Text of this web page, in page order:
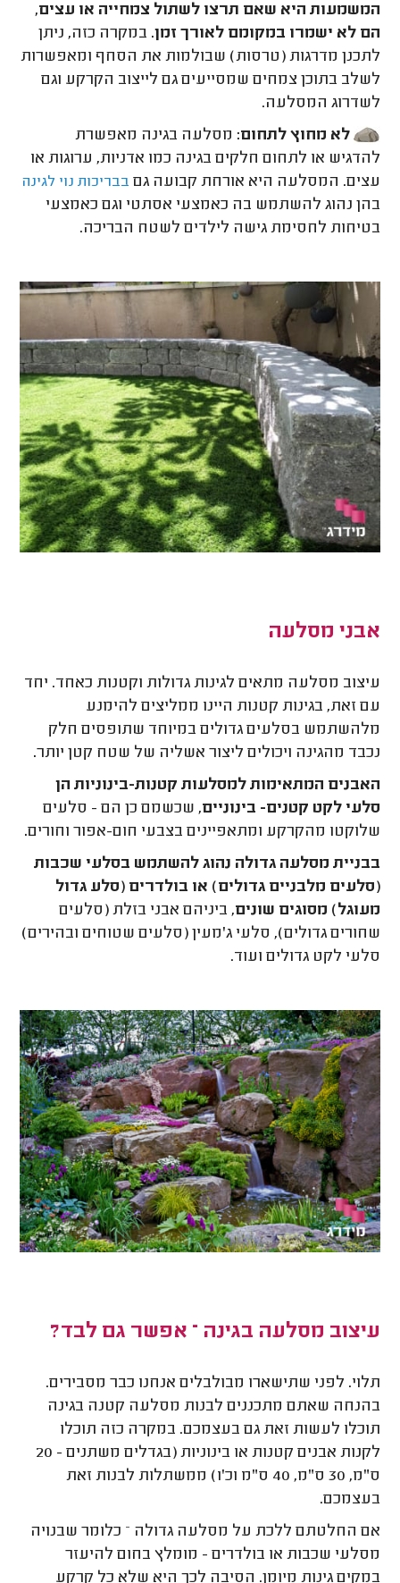
המשמעות היא שאם תרצו לשתול צמחייה או עצים,
הם לא ישמרו במקומם לאורך זמן. במקרה כזה, ניתן
לתכנן מדרגות (טרסות) שבולמות את הסחף ומאפשרות
לשלב בתוכן צמחים שמסייעים גם לייצוב הקרקע וגם
לשדרוג המסלעה.
לא מחוץ לתחום: מסלעה בגינה מאפשרת
להדגיש או לתחום חלקים בגינה כמו אדניות, ערוגות או
עצים. המסלעה היא אורחת קבועה גם בבריכות נוי לגינה
בהן נהוג להשתמש בה כאמצעי אסתטי וגם כאמצעי
בטיחות לחסימת גישה לילדים לשטח הבריכה.
אבני מסלעה
עיצוב מסלעה מתאים לגינות גדולות וקטנות כאחד. יחד
עם זאת, בגינות קטנות היינו ממליצים להימנע
מלהשתמש בסלעים גדולים במיוחד שתופסים חלק
נכבד מהגינה ויכולים ליצור אשליה של שטח קטן יותר.
האבנים המתאימות למסלעות קטנות-בינוניות הן
סלעי לקט קטנים- בינוניים, שכשמם כן הם - סלעים
שלוקטו מהקרקע ומתאפיינים בצבעי חום-אפור וחורים.
בבניית מסלעה גדולה נהוג להשתמש בסלעי שכבות
(סלעים מלבניים גדולים) או בולדרים (סלע גדול
מעוגל) מסוגים שונים, ביניהם אבני בזלת (סלעים
שחורים גדולים), סלעי ג'מעין (סלעים שטוחים ובהירים)
סלעי לקט גדולים ועוד.
עיצוב מסלעה בגינה – אפשר גם לבד?
תלוי. לפני שתישארו מבולבלים אנחנו כבר מסבירים.
בהנחה שאתם מתכננים לבנות מסלעה קטנה בגינה
תוכלו לעשות זאת גם בעצמכם. במקרה כזה תוכלו
לקנות אבנים קטנות או בינוניות (בגדלים משתנים - 20
ס"מ, 30 ס"מ, 40 ס"מ וכ'ו) ממשתלות לבנות זאת
בעצמכם.
אם החלטתם ללכת על מסלעה גדולה – כלומר שבנויה
מסלעי שכבות או בולדרים - מומלץ בחום להיעזר
במקים גינות מיומן. הסיבה לכך היא שלא כל קרקע